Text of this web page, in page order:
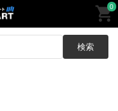
0
検索